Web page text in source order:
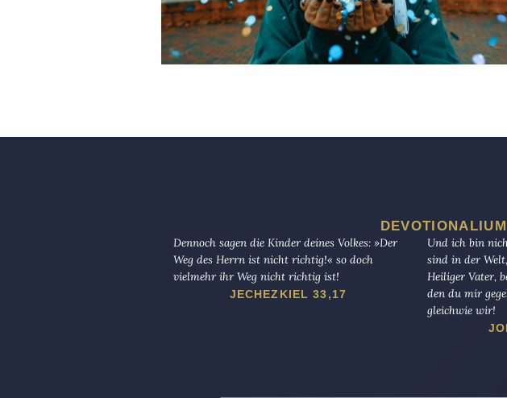
DEVOTIONALIUM
Dennoch sagen die Kinder deines Volkes: »Der
Weg des Herrn ist nicht richtig!« so doch
vielmehr ihr Weg nicht richtig ist!
JECHEZKIEL 33,17
Und ich bin
sind in der
Heiliger Vater,
den du mir
gleichwie wir!